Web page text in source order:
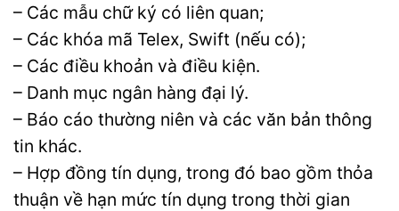
– Các mẫu chữ ký có liên quan;
– Các khóa mã Telex, Swift (nếu có);
– Các điều khoản và điều kiện.
– Danh mục ngân hàng đại lý.
– Báo cáo thường niên và các văn bản thông
tin khác.
– Hợp đồng tín dụng, trong đó bao gồm thỏa
thuận về hạn mức tín dụng trong thời gian